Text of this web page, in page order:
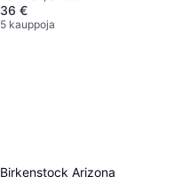
36 €
5 kauppoja
Birkenstock Arizona